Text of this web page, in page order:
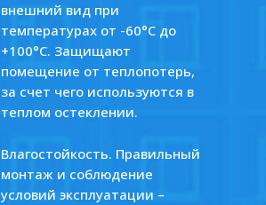
внешний вид при
температурах от -60°C до
+100°C. Защищают
помещение от теплопотерь,
за счет чего используются в
теплом остеклении.
Влагостойкость. Правильный
монтаж и соблюдение
условий эксплуатации –